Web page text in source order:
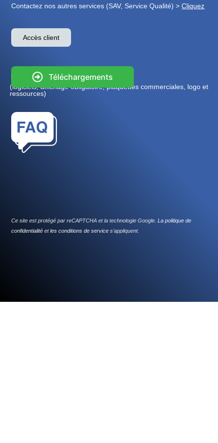
Contactez nos autres services (SAV, Service Qualité) >Cliquez
Accès client
Téléchargements
(logiciels, affichage obligatoire, plaquettes commerciales, logo et
ressources)
Ce site est protégé par reCAPTCHA et la technologie Google.La politique de
confidentialité etles conditions de service s’appliquent.